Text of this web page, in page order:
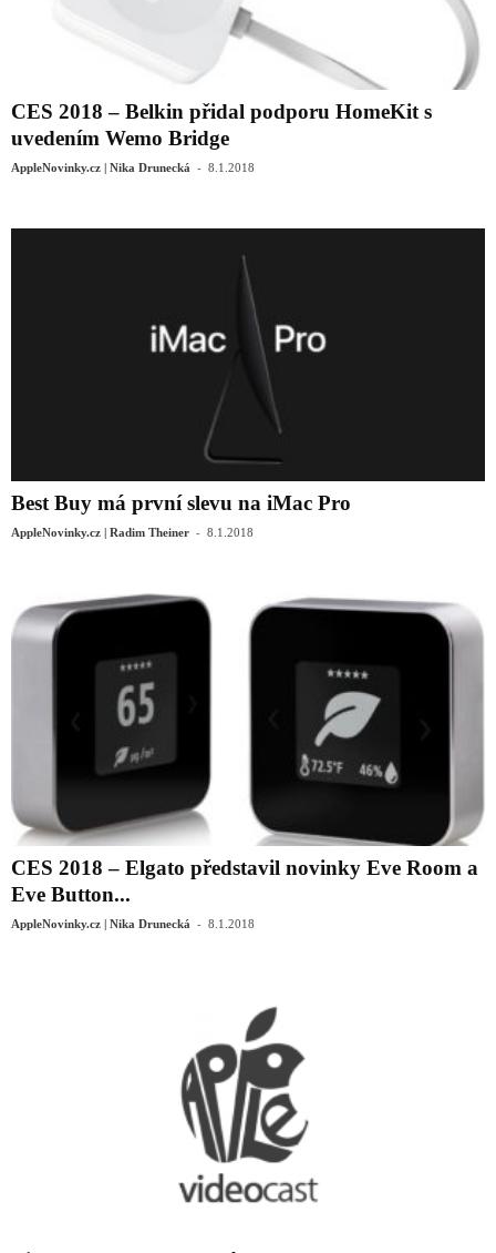
CES 2018 – Belkin přidal podporu HomeKit s
uvedením Wemo Bridge
AppleNovinky.cz | Nika Drunecká - 8.1.2018
Best Buy má první slevu na iMac Pro
AppleNovinky.cz | Radim Theiner - 8.1.2018
CES 2018 – Elgato představil novinky Eve Room a
Eve Button...
AppleNovinky.cz | Nika Drunecká - 8.1.2018